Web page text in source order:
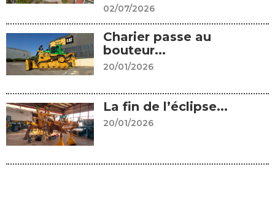
02/07/2026
Charier passe au
bouteur...
20/01/2026
La fin de l’éclipse...
20/01/2026